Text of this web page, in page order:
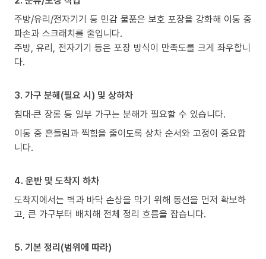
주방/유리/전자기기 등 민감 물품은 보호 포장을 강화해 이동 중
파손과 스크래치를 줄입니다.
주방, 유리, 전자기기 등은 포장 방식이 만족도를 크게 좌우합니
다.
3. 가구 분해(필요 시) 및 상하차
침대·큰 장롱 등 일부 가구는 분해가 필요할 수 있습니다.
이동 중 흔들림과 찍힘을 줄이도록 상차 순서와 고정이 중요합
니다.
4. 운반 및 도착지 하차
도착지에서는 벽과 바닥 손상을 막기 위해 동선을 먼저 확보하
고, 큰 가구부터 배치해 전체 정리 흐름을 잡습니다.
5. 기본 정리(범위에 따라)